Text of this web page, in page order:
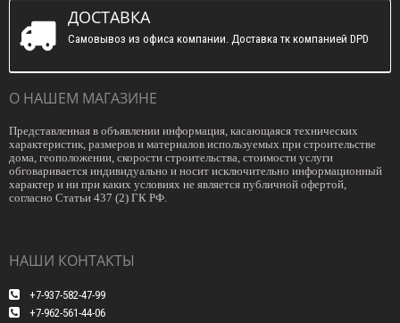
ДОСТАВКА
Самовывоз из офиса компании. Доставка тк компанией DPD
О НАШЕМ МАГАЗИНЕ
Представленная в объявлении информация, касающаяся технических
характеристик, размеров и материалов используемых при строительстве
дома, геоположении, скорости строительства, стоимости услуги
обговаривается индивидуально и носит исключительно информационный
характер и ни при каких условиях не является публичной офертой,
согласно Статьи 437 (2) ГК РФ.
НАШИ КОНТАКТЫ
+7-937-582-47-99
+7-962-561-44-06